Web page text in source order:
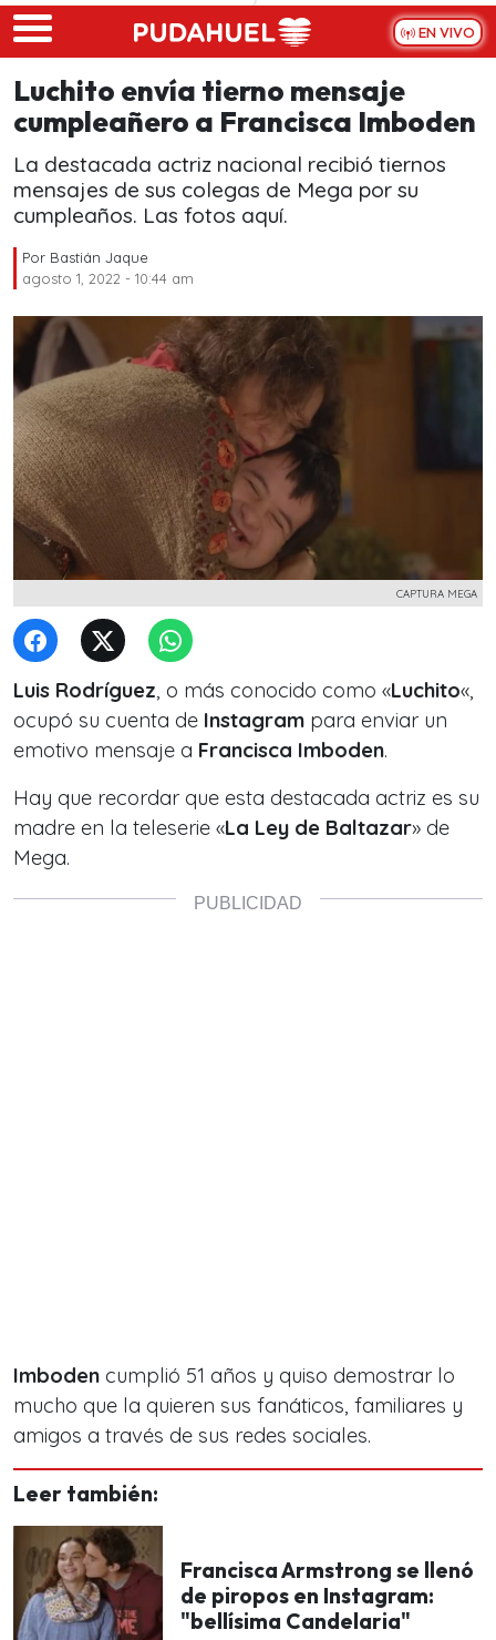
Skip to main content
EN VIVO
Luchito envía tierno mensaje
cumpleañero a Francisca Imboden
La destacada actriz nacional recibió tiernos
mensajes de sus colegas de Mega por su
cumpleaños. Las fotos aquí.
Por Bastián Jaque
agosto 1, 2022 - 10:44 am
CAPTURA MEGA
Luis Rodríguez, o más conocido como «Luchito«,
ocupó su cuenta de Instagram para enviar un
emotivo mensaje a Francisca Imboden.
Hay que recordar que esta destacada actriz es su
madre en la teleserie «La Ley de Baltazar» de
Mega.
Imboden cumplió 51 años y quiso demostrar lo
mucho que la quieren sus fanáticos, familiares y
amigos a través de sus redes sociales.
Leer también:
Francisca Armstrong se llenó
de piropos en Instagram:
"bellísima Candelaria"